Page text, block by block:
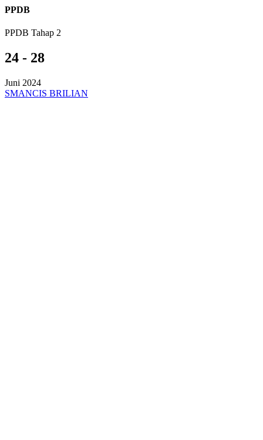
PPDB
PPDB Tahap 2
24 - 28
Juni 2024
SMANCIS BRILIAN